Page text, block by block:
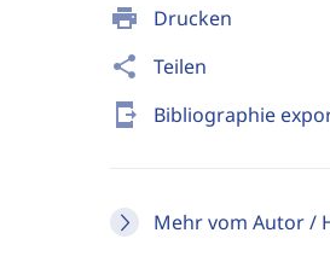
print Drucken
share Teilen
send_to_mobile Bibliographie
Mehr vom Autor /